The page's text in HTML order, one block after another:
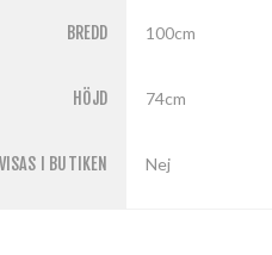
BREDD 100cm
HÖJD 74cm
VISAS I BUTIKEN Nej